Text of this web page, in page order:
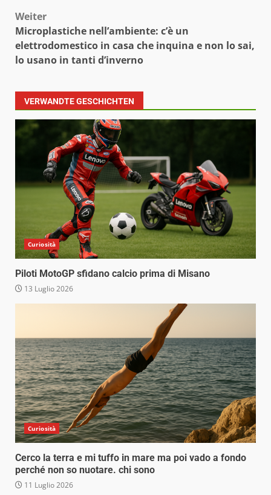
Weiter
Microplastiche nell’ambiente: c’è un
elettrodomestico in casa che inquina e non lo sai,
lo usano in tanti d’inverno
VERWANDTE GESCHICHTEN
Curiosità
Piloti MotoGP sfidano calcio prima di Misano
13 Luglio 2026
Curiosità
Cerco la terra e mi tuffo in mare ma poi vado a fondo
perché non so nuotare. chi sono
11 Luglio 2026